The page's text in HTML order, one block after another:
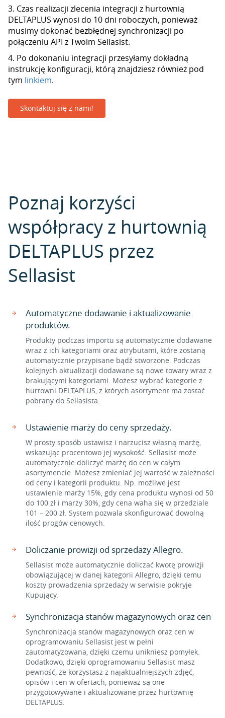
3. Czas realizacji zlecenia integracji z hurtownią
DELTAPLUS wynosi do 10 dni roboczych, ponieważ
musimy dokonać bezbłędnej synchronizacji po
połączeniu API z Twoim Sellasist.
4. Po dokonaniu integracji przesyłamy dokładną
instrukcję konfiguracji, którą znajdziesz również pod
tym linkiem.
Skontaktuj się z nami!
Poznaj korzyści
współpracy z hurtownią
DELTAPLUS przez
Sellasist
Automatyczne dodawanie i aktualizowanie
produktów.
Produkty podczas importu są automatycznie dodawane
wraz z ich kategoriami oraz atrybutami, które zostaną
automatycznie przypisane bądź stworzone. Podczas
kolejnych aktualizacji dodawane są nowe towary wraz z
brakującymi kategoriami. Możesz wybrać kategorie z
hurtowni DELTAPLUS, z których asortyment ma zostać
pobrany do Sellasista.
Ustawienie marży do ceny sprzedaży.
W prosty sposób ustawisz i narzucisz własną marżę,
wskazując procentowo jej wysokość. Sellasist może
automatycznie doliczyć marżę do cen w całym
asortymencie. Możesz zmieniać jej wartość w zależności
od ceny i kategorii produktu. Np. możliwe jest
ustawienie marży 15%, gdy cena produktu wynosi od 50
do 100 zł i marży 30%, gdy cena waha się w przedziale
101 – 200 zł. System pozwala skonfigurować dowolną
ilość progów cenowych.
Doliczanie prowizji od sprzedaży Allegro.
Sellasist może automatycznie doliczać kwotę prowizji
obowiązującej w danej kategorii Allegro, dzięki temu
koszty prowadzenia sprzedaży w serwisie pokryje
Kupujący.
Synchronizacja stanów magazynowych oraz cen
Synchronizacja stanów magazynowych oraz cen w
oprogramowaniu Sellasist jest w pełni
zautomatyzowana, dzięki czemu unikniesz pomyłek.
Dodatkowo, dzięki oprogramowaniu Sellasist masz
pewność, że korzystasz z najaktualniejszych zdjęć,
opisów i cen w ofertach, ponieważ są one
przygotowywane i aktualizowane przez hurtownię
DELTAPLUS.